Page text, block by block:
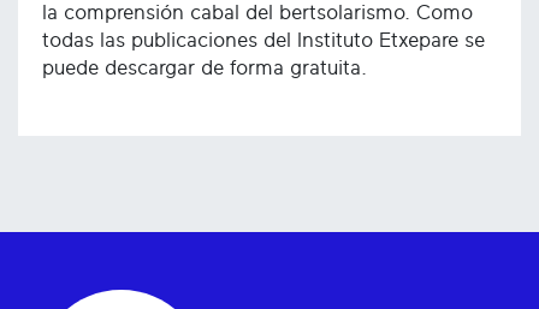
la comprensión cabal del bertsolarismo. Como
todas las publicaciones del Instituto Etxepare se
puede descargar de forma gratuita.